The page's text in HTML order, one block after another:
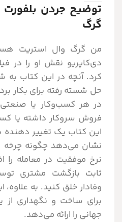
توضیح جردن بلفورت
گرگ
من گرگ وال استریت
دی‌کاپریو نقش او را در
کرد. آنچه در این کتاب به
حل شسته رفته برای بکار
در هر کسب‌وکار یا
فروش سروکار داشته یا
این کتاب یک تغییر دهنده
نشان می‌دهد چگونه چرخه
نرخ موفقیت در معامله را
ثابت بازگشت مشتری
وفادار خلق کنید. به
برای ساخت و نگهداری
جهانی را ارائه می‌دهد.